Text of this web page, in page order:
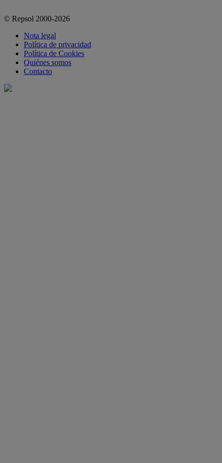
© Repsol 2000-2026
Nota legal
Política de privacidad
Política de Cookies
Quiénes somos
Contacto